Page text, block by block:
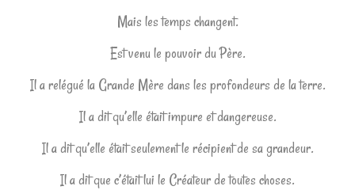
Mais les temps changent.
Est venu le pouvoir du Père.
Il a relégué la Grande Mère dans les profondeurs de la terre.
Il a dit qu’elle était impure et dangereuse.
Il a dit qu’elle était seulement le récipient de sa grandeur.
Il a dit que c’était lui le Créateur de toutes choses.